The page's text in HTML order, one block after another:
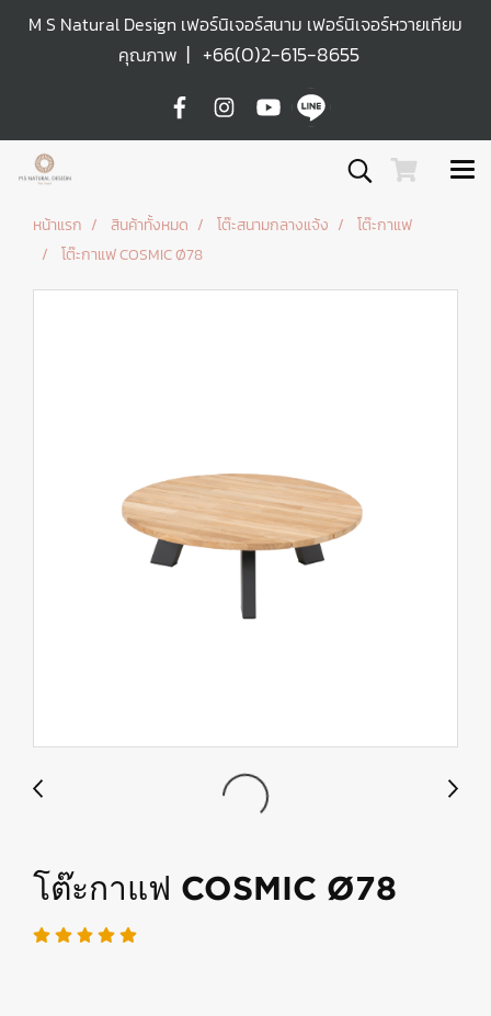
M S Natural Design เฟอร์นิเจอร์สนาม เฟอร์นิเจอร์หวายเทียม
คุณภาพ | +66(0)2-615-8655
หน้าแรก สินค้าทั้งหมด โต๊ะสนามกลางแจ้ง
โต๊ะกาแฟ
โต๊ะกาแฟ COSMIC Ø78
โต๊ะกาแฟ COSMIC Ø78